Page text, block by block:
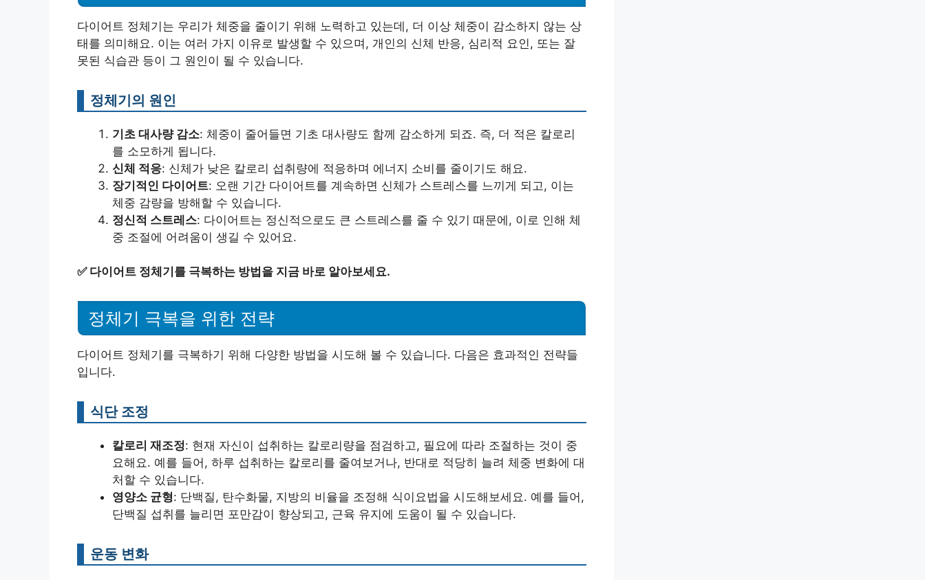
다이어트 정체기는 우리가 체중을 줄이기 위해 노력하고 있는데, 더 이상 체중이 감소하지 않는 상
태를 의미해요. 이는 여러 가지 이유로 발생할 수 있으며, 개인의 신체 반응, 심리적 요인, 또는 잘
못된 식습관 등이 그 원인이 될 수 있습니다.
정체기의 원인
기초 대사량 감소: 체중이 줄어들면 기초 대사량도 함께 감소하게 되죠. 즉, 더 적은 칼로리
를 소모하게 됩니다.
신체 적응: 신체가 낮은 칼로리 섭취량에 적응하며 에너지 소비를 줄이기도 해요.
장기적인 다이어트: 오랜 기간 다이어트를 계속하면 신체가 스트레스를 느끼게 되고, 이는
체중 감량을 방해할 수 있습니다.
정신적 스트레스: 다이어트는 정신적으로도 큰 스트레스를 줄 수 있기 때문에, 이로 인해 체
중 조절에 어려움이 생길 수 있어요.
✅ 다이어트 정체기를 극복하는 방법을 지금 바로 알아보세요.
정체기 극복을 위한 전략
다이어트 정체기를 극복하기 위해 다양한 방법을 시도해 볼 수 있습니다. 다음은 효과적인 전략들
입니다.
식단 조정
칼로리 재조정: 현재 자신이 섭취하는 칼로리량을 점검하고, 필요에 따라 조절하는 것이 중
요해요. 예를 들어, 하루 섭취하는 칼로리를 줄여보거나, 반대로 적당히 늘려 체중 변화에 대
처할 수 있습니다.
영양소 균형: 단백질, 탄수화물, 지방의 비율을 조정해 식이요법을 시도해보세요. 예를 들어,
단백질 섭취를 늘리면 포만감이 향상되고, 근육 유지에 도움이 될 수 있습니다.
운동 변화